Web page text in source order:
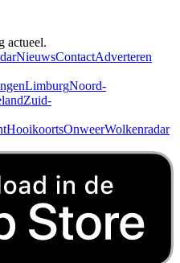
actueel.
NieuwsContactAdverteren
LimburgNoord-
Zuid-
HooikoortsOnweerWolkenradar